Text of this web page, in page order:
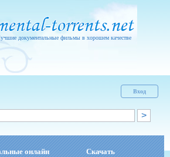
документальные фильмы в хорошем качестве
Вход
онлайн Скачать